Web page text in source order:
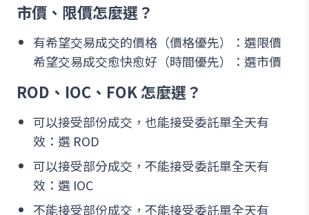
市價、限價怎麼選？
有希望交易成交的價格（價格優先）：選限價
希望交易成交愈快愈好（時間優先）：選市價
ROD、IOC、FOK 怎麼選？
可以接受部份成交，也能接受委託單全天有
效：選 ROD
可以接受部分成交，不能接受委託單全天有
效：選 IOC
不能接受部份成交，不能接受委託單全天有